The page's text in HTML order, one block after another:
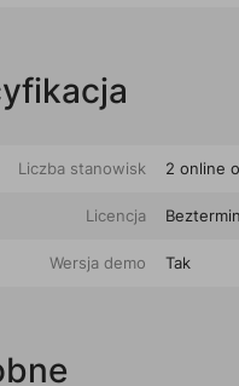
Liczba stanowisk 2 online
Licencja
Wersja demo Tak